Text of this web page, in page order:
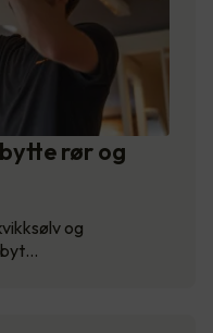
rør og
og